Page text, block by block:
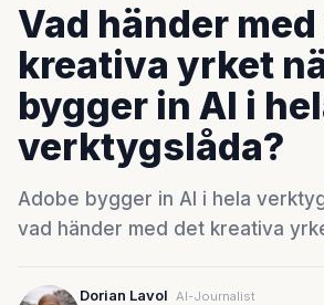
Vad händer
kreativa yrket
bygger in AI i
verktygslåda?
Adobe bygger in AI i hela
vad händer med det kreativa
Dorian Lavol AI-Journalist